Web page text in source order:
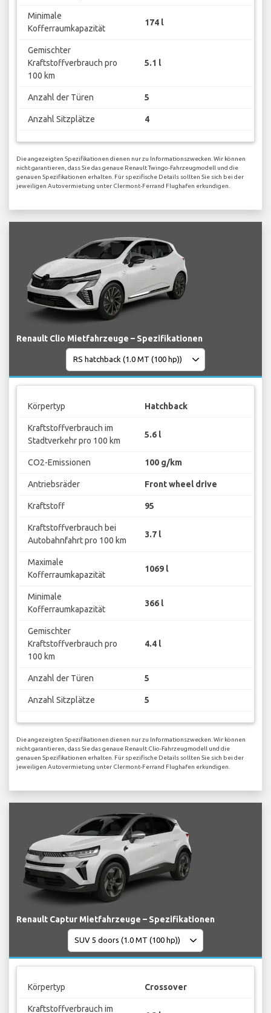
Minimale
Kofferraumkapazität
174 l
Gemischter
Kraftstoffverbrauch pro
100 km
5.1 l
Anzahl der Türen 5
Anzahl Sitzplätze 4
Die angezeigten Spezifikationen dienen nur zu Informationszwecken. Wir können
nicht garantieren, dass Sie das genaue Renault Twingo-Fahrzeugmodell und die
genauen Spezifikationen erhalten. Für spezifische Details sollten Sie sich bei der
jeweiligen Autovermietung unter Clermont-Ferrand Flughafen erkundigen.
Renault Clio Mietfahrzeuge – Spezifikationen
Körpertyp Hatchback
Kraftstoffverbrauch im
Stadtverkehr pro 100 km
5.6 l
CO2-Emissionen 100 g/km
Antriebsräder Front wheel drive
Kraftstoff 95
Kraftstoffverbrauch bei
Autobahnfahrt pro 100 km
3.7 l
Maximale
Kofferraumkapazität
1069 l
Minimale
Kofferraumkapazität
366 l
Gemischter
Kraftstoffverbrauch pro
100 km
4.4 l
Anzahl der Türen 5
Anzahl Sitzplätze 5
Die angezeigten Spezifikationen dienen nur zu Informationszwecken. Wir können
nicht garantieren, dass Sie das genaue Renault Clio-Fahrzeugmodell und die
genauen Spezifikationen erhalten. Für spezifische Details sollten Sie sich bei der
jeweiligen Autovermietung unter Clermont-Ferrand Flughafen erkundigen.
Renault Captur Mietfahrzeuge – Spezifikationen
Körpertyp Crossover
Kraftstoffverbrauch im